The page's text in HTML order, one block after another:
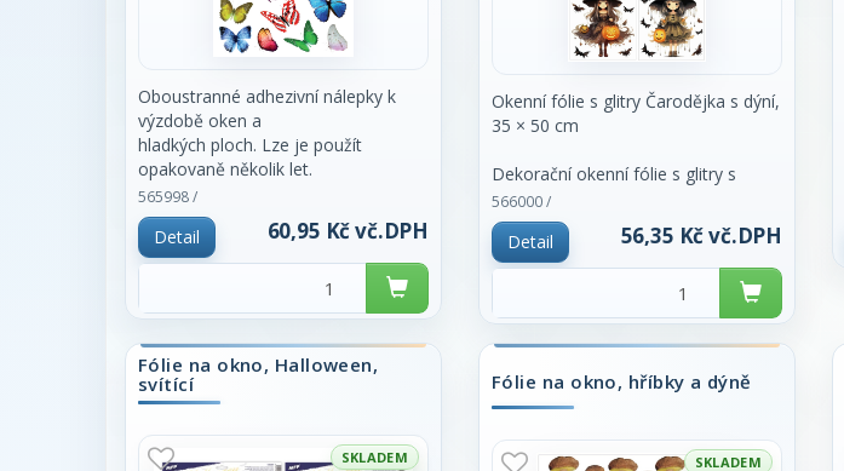
Oboustranné adhezivní nálepky k
výzdobě oken a
hladkých ploch. Lze je použít
opakovaně několik let.
rozměr: 24 x 34 cm
565998 /
Detail 60,95 Kč vč.DPH
Okenní fólie s glitry Čarodějka s dýní,
35 × 50 cm
Dekorační okenní fólie s glitry s
motivem
strašidelně roztomilých čarodějek,
dýní a
netopýrů vnese do vašeho interiéru
magickou podzimní atmosféru. Jasné
barvy
motivu a
dodávají fólii zářivý efekt, který
krásně oživí okna, výlohy nebo
skleněné plochy
566000 /
Detail 56,35 Kč vč.DPH
Fólie na okno, Halloween,
svítící
SKLADEM
Fólie na okno, hříbky a dýně
SKLADEM